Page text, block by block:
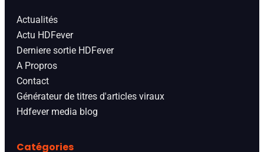
Actualités
Actu HDFever
Derniere sortie HDFever
A Propros
Contact
Générateur de titres d'articles viraux
Hdfever media blog
Catégories